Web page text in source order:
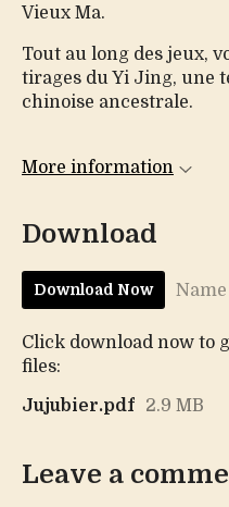
Vieux Ma.
Tout au long des jeux,
tirages du Yi Jing, une
chinoise ancestrale.
More information
Download
Download Now
Click download now to
files:
Jujubier.pdf
2.9 MB
Leave a